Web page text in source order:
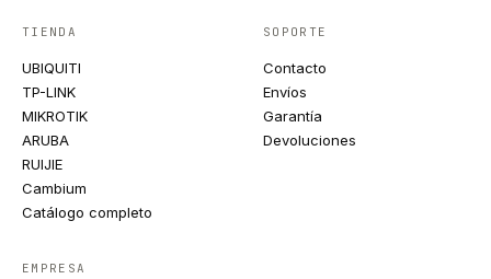
TIENDA
UBIQUITI
TP-LINK
MIKROTIK
ARUBA
RUIJIE
Cambium
Catálogo completo
SOPORTE
Contacto
Envíos
Garantía
Devoluciones
EMPRESA